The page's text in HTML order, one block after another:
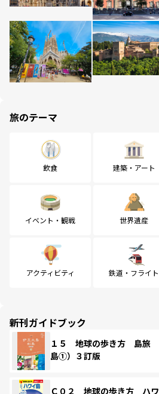
旅のテーマ
飲食 建築・アート
イベント・観戦 世界遺産
アクティビティ 鉄道・フライト
新刊ガイドブック
１５ 地球の歩き方 島旅
島①）３訂版
Ｃ０２ 地球の歩き方 ハ